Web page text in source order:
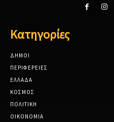
Κατηγορίες
ΔΗΜΟΙ
ΠΕΡΙΦΕΡΕΙΕΣ
ΕΛΛΑΔΑ
ΚΟΣΜΟΣ
ΠΟΛΙΤΙΚΗ
ΟΙΚΟΝΟΜΙΑ